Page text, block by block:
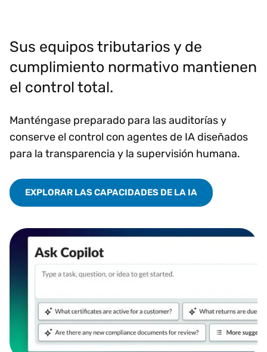
Sus equipos tributarios y de
cumplimiento normativo mantienen
el control total.
Manténgase preparado para las auditorías y
conserve el control con agentes de IA diseñados
para la transparencia y la supervisión humana.
EXPLORAR LAS CAPACIDADES DE LA IA